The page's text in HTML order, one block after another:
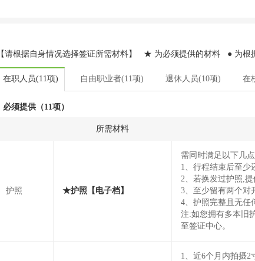
【请根据自身情况选择签证所需材料】 ★ 为必须提供的材料 ● 为根
在职人员(11项) 自由职业者(11项) 退休人员(10项) 在
必须提供（11项）
所需材料
护照 ★护照【电子档】
需同时满足以下几
1、行程结束后至少
2、若换发过护照,
3、至少留有两个对
4、护照完整且无任
注:如您拥有多本旧
至签证中心。
1、近6个月内拍摄2